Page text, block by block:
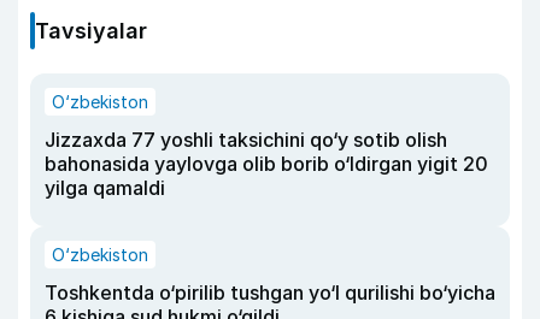
Tavsiyalar
O‘zbekiston
Jizzaxda 77 yoshli taksichini qo‘y sotib olish
bahonasida yaylovga olib borib o‘ldirgan yigit 20
yilga qamaldi
O‘zbekiston
Toshkentda o‘pirilib tushgan yo‘l qurilishi bo‘yicha